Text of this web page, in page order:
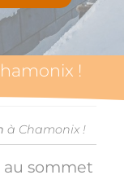
!
à Chamonix !
au sommet